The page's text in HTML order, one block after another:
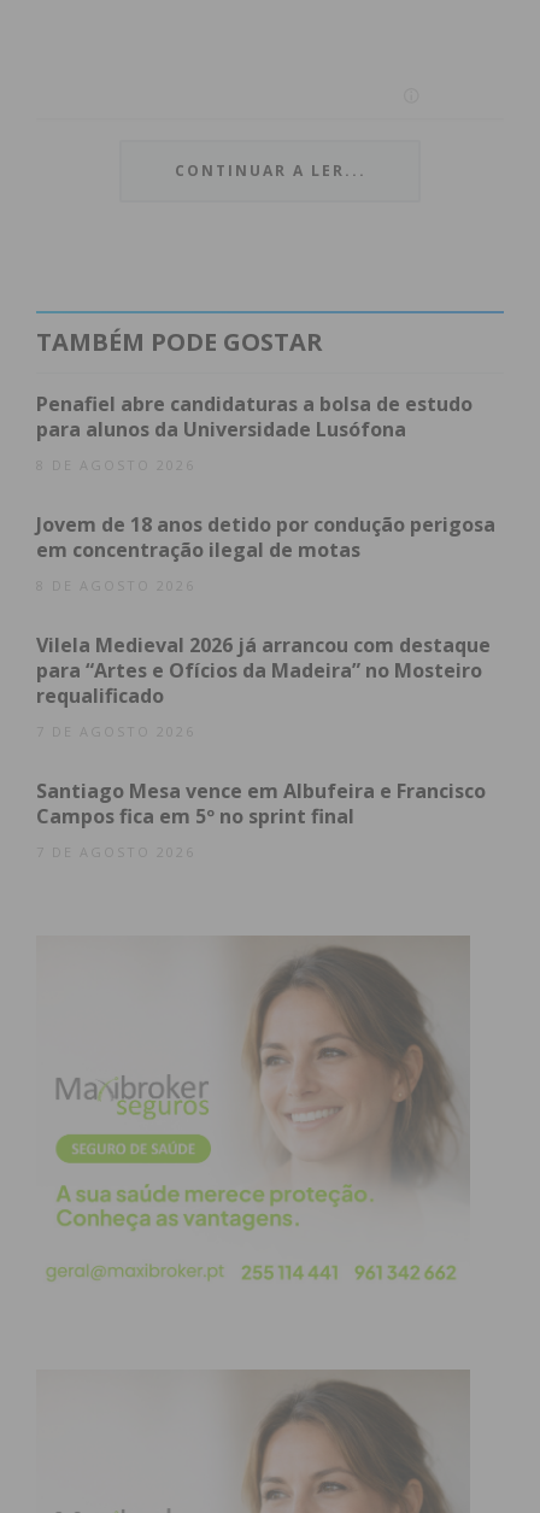
Subscreva a newsletter do
Assine nossa newsletter por e-mail e
obtenha de forma regular a informação
CONTINUAR A LER...
TAMBÉM PODE GOSTAR
Penafiel abre candidaturas a bolsa de estudo
para alunos da Universidade Lusófona
8 DE AGOSTO 2026
Jovem de 18 anos detido por condução perigosa
em concentração ilegal de motas
8 DE AGOSTO 2026
Vilela Medieval 2026 já arrancou com destaque
para “Artes e Ofícios da Madeira” no Mosteiro
requalificado
7 DE AGOSTO 2026
Santiago Mesa vence em Albufeira e Francisco
Campos fica em 5º no sprint final
7 DE AGOSTO 2026